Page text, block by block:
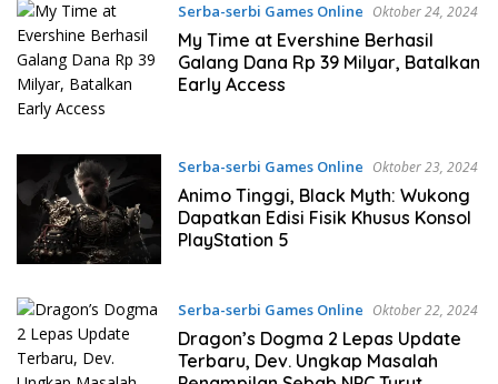
Serba-serbi Games Online Oktober 24, 2024
My Time at Evershine Berhasil
Galang Dana Rp 39 Milyar, Batalkan
Early Access
Serba-serbi Games Online Oktober 23, 2024
Animo Tinggi, Black Myth: Wukong
Dapatkan Edisi Fisik Khusus Konsol
PlayStation 5
Serba-serbi Games Online Oktober 22, 2024
Dragon’s Dogma 2 Lepas Update
Terbaru, Dev. Ungkap Masalah